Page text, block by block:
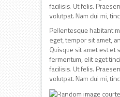
facilisis. Ut felis.
volutpat. Nam dui mi,
Pellentesque habitant
eget, tempor sit amet,
Quisque sit amet est et
fermentum, elit eget
facilisis. Ut felis.
volutpat. Nam dui mi,